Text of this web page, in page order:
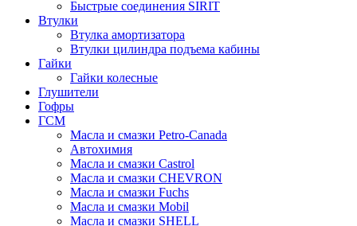
Быстрые соединения SIRIT
Втулки
Втулка амортизатора
Втулки цилиндра подъема кабины
Гайки
Гайки колесные
Глушители
Гофры
ГСМ
Масла и смазки Petro-Canada
Автохимия
Масла и смазки Castrol
Масла и смазки CHEVRON
Масла и смазки Fuchs
Масла и смазки Mobil
Масла и смазки SHELL